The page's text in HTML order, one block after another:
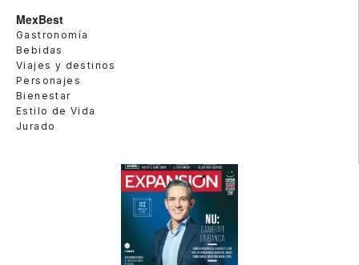
MexBest
Gastronomía
Bebidas
Viajes y destinos
Personajes
Bienestar
Estilo de Vida
Jurado